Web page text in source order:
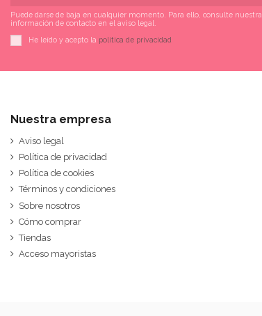
Puede darse de baja en cualquier momento. Para ello, consulte nuestra
información de contacto en el aviso legal.
He leído y acepto la política de privacidad
Nuestra empresa
Aviso legal
Política de privacidad
Política de cookies
Términos y condiciones
Sobre nosotros
Cómo comprar
Tiendas
Acceso mayoristas